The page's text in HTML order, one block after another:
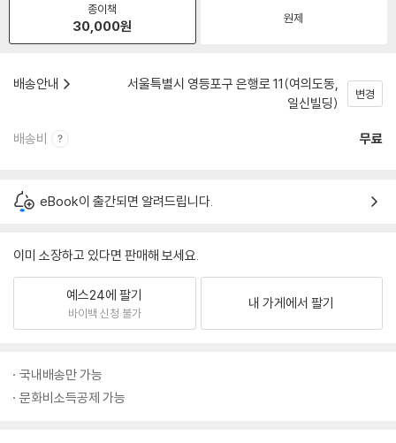
종이책
30,000원 원제
배송안내
서울특별시 영등포구 은행로 11(여의도동,
일신빌딩)
변경
배송비 무료
eBook이 출간되면 알려드립니다.
이미 소장하고 있다면 판매해 보세요.
예스24에 팔기
바이백 신청 불가
내 가게에서 팔기
국내배송만 가능
문화비소득공제 가능